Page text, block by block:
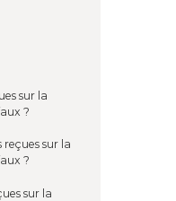
sur la
?
reçues sur la
?
sur la